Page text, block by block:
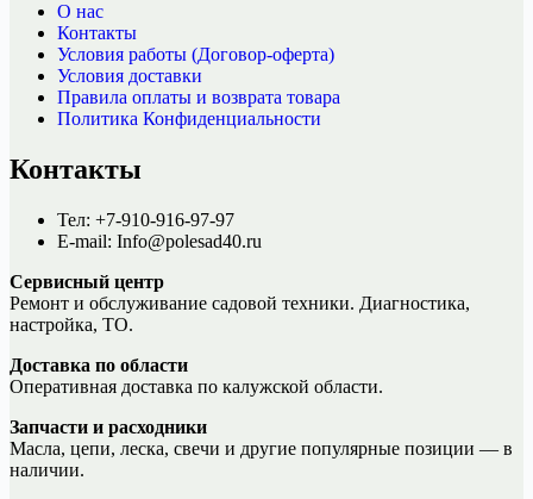
О нас
Контакты
Условия работы (Договор-оферта)
Условия доставки
Правила оплаты и возврата товара
Политика Конфиденциальности
Контакты
Тел: +7-910-916-97-97
E-mail: Info@polesad40.ru
Сервисный центр
Ремонт и обслуживание садовой техники. Диагностика,
настройка, ТО.
Доставка по области
Оперативная доставка по калужской области.
Запчасти и расходники
Масла, цепи, леска, свечи и другие популярные позиции — в
наличии.